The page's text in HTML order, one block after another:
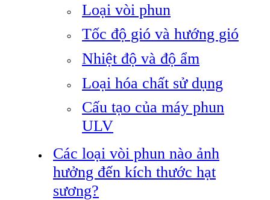
Loại vòi phun
Tốc độ gió và hướng gió
Nhiệt độ và độ ẩm
Loại hóa chất sử dụng
Cấu tạo của máy phun
ULV
Các loại vòi phun nào ảnh
hưởng đến kích thước hạt
sương?